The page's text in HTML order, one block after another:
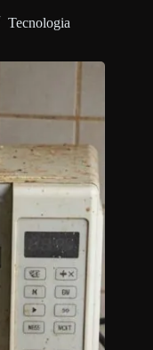
Tecnologia